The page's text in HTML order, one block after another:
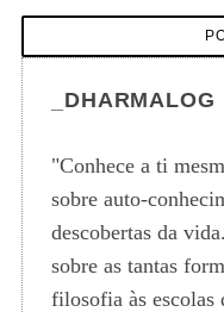
_DHARMALOG
"Conhece a ti
sobre auto-
descobertas da
sobre as tantas
filosofia às escolas